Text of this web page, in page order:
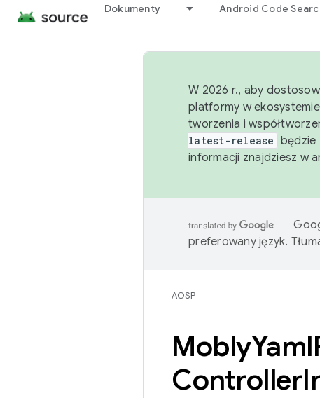
Dokumenty Android Code
W 2026 r., aby
platformy w
tworzenia i
latest-release będzie
informacji znajdziesz w
preferowany język.
AOSP
MoblyYaml
Controller